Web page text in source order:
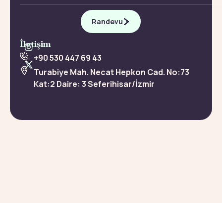
Randevu
İletişim
+90 530 447 69 43
Turabiye Mah. Necat Hepkon Cad. No:73
Kat:2 Daire: 3 Seferihisar/İzmir